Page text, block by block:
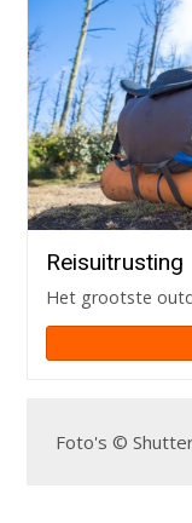
Reisuitrusting
Het grootste
Foto's ©